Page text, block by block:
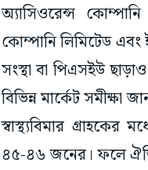
অ্যাসিওরেন্স
কোম্পানি লিমিটেড এবং
সংস্থা বা পিএসইউ
বিভিন্ন মার্কেট সমীক্ষা
স্বাস্থ্যবিমার
৪৫-৪৬ জনের। ফলে